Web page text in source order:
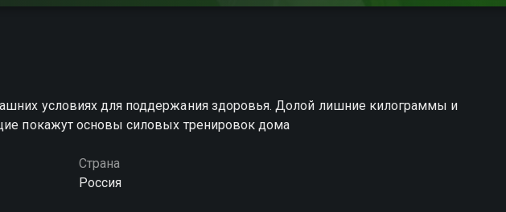
условиях для поддержания здоровья. Долой лишние килограммы и
покажут основы силовых тренировок дома
Страна
Россия